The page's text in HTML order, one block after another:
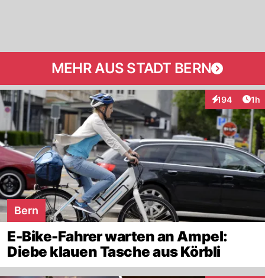
MEHR AUS STADT BERN
194
Interaktionen
1h
Bern
E-Bike-Fahrer warten an Ampel:
Diebe klauen Tasche aus Körbli